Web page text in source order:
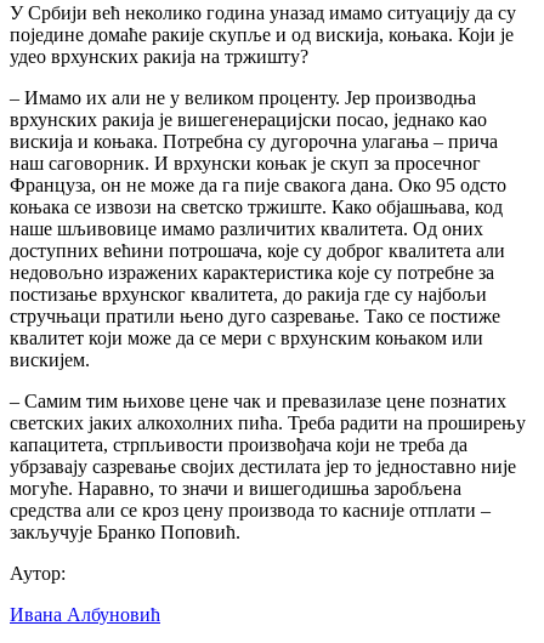
У Србији већ неколико година уназад имамо ситуацију да су
поједине домаће ракије скупље и од вискија, коњака. Који је
удео врхунских ракија на тржишту?
– Имамо их али не у великом проценту. Јер производња
врхунских ракија је вишегенерацијски посао, једнако као
вискија и коњака. Потребна су дугорочна улагања – прича
наш саговорник. И врхунски коњак је скуп за просечног
Француза, он не може да га пије свакога дана. Око 95 одсто
коњака се извози на светско тржиште. Како објашњава, код
наше шљивовице имамо различитих квалитета. Од оних
доступних већини потрошача, које су доброг квалитета али
недовољно изражених карактеристика које су потребне за
постизање врхунског квалитета, до ракија где су најбољи
стручњаци пратили њено дуго сазревање. Тако се постиже
квалитет који може да се мери с врхунским коњаком или
вискијем.
– Самим тим њихове цене чак и превазилазе цене познатих
светских јаких алкохолних пића. Треба радити на проширењу
капацитета, стрпљивости произвођача који не треба да
убрзавају сазревање својих дестилата јер то једноставно није
могуће. Наравно, то значи и вишегодишња заробљена
средства али се кроз цену производа то касније отплати –
закључује Бранко Поповић.
Аутор:
Ивана Албуновић